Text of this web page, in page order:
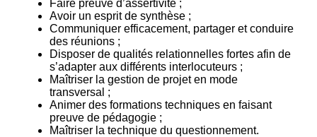
Faire preuve d’assertivité ;
Avoir un esprit de synthèse ;
Communiquer efficacement, partager et conduire
des réunions ;
Disposer de qualités relationnelles fortes afin de
s’adapter aux différents interlocuteurs ;
Maîtriser la gestion de projet en mode
transversal ;
Animer des formations techniques en faisant
preuve de pédagogie ;
Maîtriser la technique du questionnement.